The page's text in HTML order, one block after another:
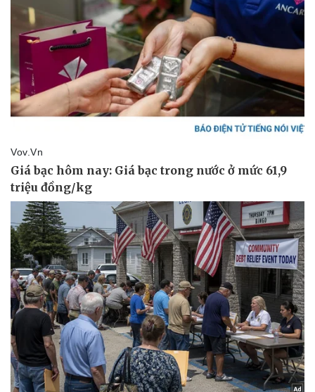
Thể thao
Bóng đá
Thế giới thể thao
Hậu trường
Ô tô - Xe máy
Ô tô
Xe máy